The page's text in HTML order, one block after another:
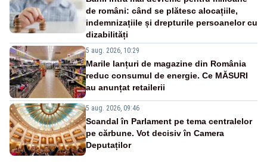
de români: când se plătesc alocațiile,
indemnizațiile și drepturile persoanelor cu
dizabilități
5 aug. 2026, 10:29
Marile lanțuri de magazine din România
reduc consumul de energie. Ce MĂSURI
au anunțat retailerii
5 aug. 2026, 09:46
Scandal în Parlament pe tema centralelor
pe cărbune. Vot decisiv în Camera
Deputaților